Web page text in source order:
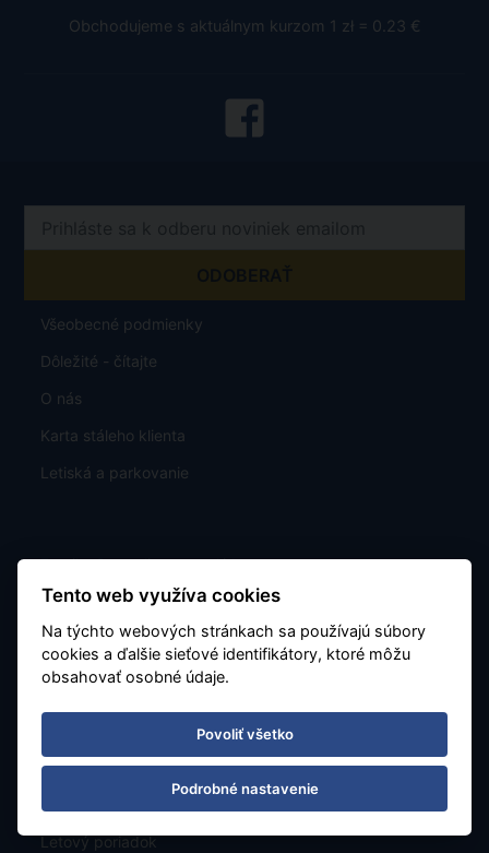
Obchodujeme s aktuálnym kurzom 1 zł = 0.23 €
Všeobecné podmienky
Dôležité - čítajte
O nás
Karta stáleho klienta
Letiská a parkovanie
Exotika Dreamlinerem a Airbusem
GDPR
Poistenie proti úpadku CK
TU Europa - pojistné plnění
Zájazdy
Ponuka
Letový poriadok
Tento web využíva cookies
Na týchto webových stránkach sa používajú súbory
cookies a ďalšie sieťové identifikátory, ktoré môžu
obsahovať osobné údaje.
Povoliť všetko
Podrobné nastavenie